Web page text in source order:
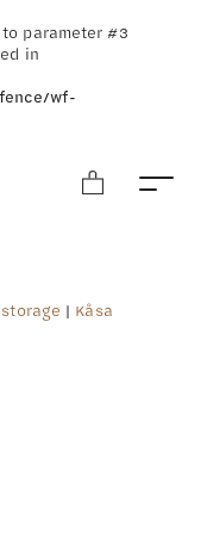
parameter #3
in
wf-
| Kåsa